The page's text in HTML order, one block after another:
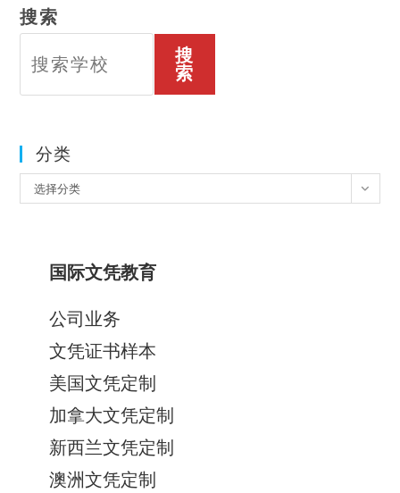
搜索
搜
索
分类
类
选择分类
国际文凭教育
公司业务
文凭证书样本
美国文凭定制
加拿大文凭定制
新西兰文凭定制
澳洲文凭定制